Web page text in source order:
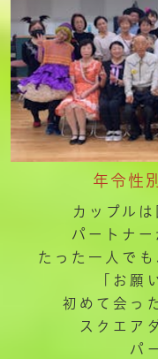
年令性
カップル
パートナ
たった一人で
「お願
初めて会っ
スクエア
パ